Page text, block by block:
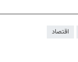
اقتصاد